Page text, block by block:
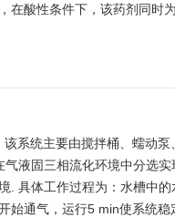
在酸性条件下，该药剂同时
系统主要由搅拌桶、蠕动
液固三相流化环境中分选
. 具体工作过程为：水槽中
始通气，运行5 min使系统